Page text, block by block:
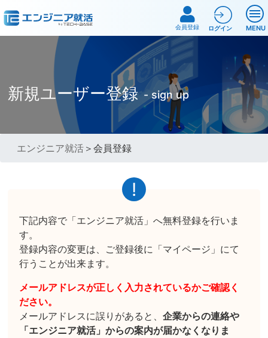
MENU
会員登録 ログイン
新規ユーザー登録 - sign up
エンジニア就活 ＞会員登録
下記内容で「エンジニア就活」へ無料登録を行いま
す。
登録内容の変更は、ご登録後に「マイページ」にて
行うことが出来ます。
メールアドレスが正しく入力されているかご確認く
ださい。
メールアドレスに誤りがあると、企業からの連絡や
「エンジニア就活」からの案内が届かなくなりま